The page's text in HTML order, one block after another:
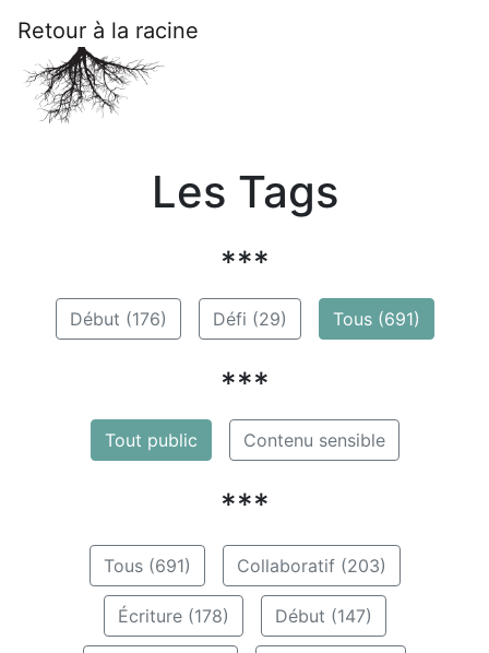
Retour à la racine
Les Tags
***
Début (176) Défi (29) Tous (691)
***
Tout public Contenu sensible
***
Tous (691) Collaboratif (203)
Écriture (178) Début (147)